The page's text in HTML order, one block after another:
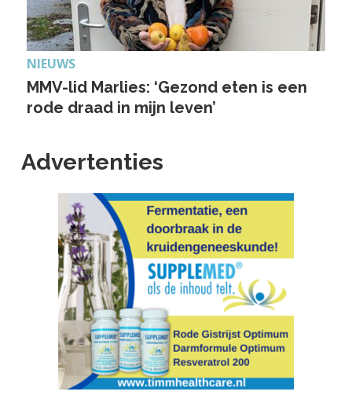
NIEUWS
MMV-lid Marlies: ‘Gezond eten is een
rode draad in mijn leven’
Advertenties